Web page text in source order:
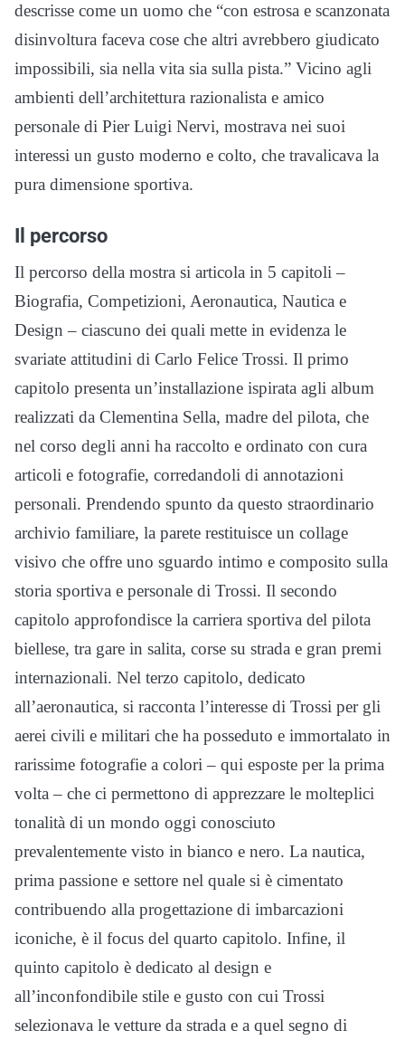
descrisse come un uomo che “con estrosa e scanzonata
disinvoltura faceva cose che altri avrebbero giudicato
impossibili, sia nella vita sia sulla pista.” Vicino agli
ambienti dell’architettura razionalista e amico
personale di Pier Luigi Nervi, mostrava nei suoi
interessi un gusto moderno e colto, che travalicava la
pura dimensione sportiva.
Il percorso
Il percorso della mostra si articola in 5 capitoli –
Biografia, Competizioni, Aeronautica, Nautica e
Design – ciascuno dei quali mette in evidenza le
svariate attitudini di Carlo Felice Trossi. Il primo
capitolo presenta un’installazione ispirata agli album
realizzati da Clementina Sella, madre del pilota, che
nel corso degli anni ha raccolto e ordinato con cura
articoli e fotografie, corredandoli di annotazioni
personali. Prendendo spunto da questo straordinario
archivio familiare, la parete restituisce un collage
visivo che offre uno sguardo intimo e composito sulla
storia sportiva e personale di Trossi. Il secondo
capitolo approfondisce la carriera sportiva del pilota
biellese, tra gare in salita, corse su strada e gran premi
internazionali. Nel terzo capitolo, dedicato
all’aeronautica, si racconta l’interesse di Trossi per gli
aerei civili e militari che ha posseduto e immortalato in
rarissime fotografie a colori – qui esposte per la prima
volta – che ci permettono di apprezzare le molteplici
tonalità di un mondo oggi conosciuto
prevalentemente visto in bianco e nero. La nautica,
prima passione e settore nel quale si è cimentato
contribuendo alla progettazione di imbarcazioni
iconiche, è il focus del quarto capitolo. Infine, il
quinto capitolo è dedicato al design e
all’inconfondibile stile e gusto con cui Trossi
selezionava le vetture da strada e a quel segno di